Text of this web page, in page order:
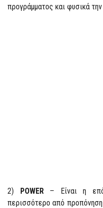
προγράμματος και φυσικά
2) POWER– Είναι η
περισσότερο από